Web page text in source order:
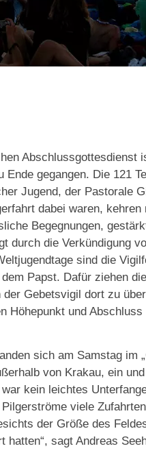
Abschlussgottesdienst
Ende gegangen. Die 121
Jugend, der Pastorale
dabei waren,
Begegnungen,
durch die Verkündigung
sind die
Papst. Dafür ziehen
Gebetsvigil dort zu
Höhepunkt und
sich am Samstag im
von Krakau, ein
kein leichtes
viele
der Größe des
hatten“, sagt Andreas